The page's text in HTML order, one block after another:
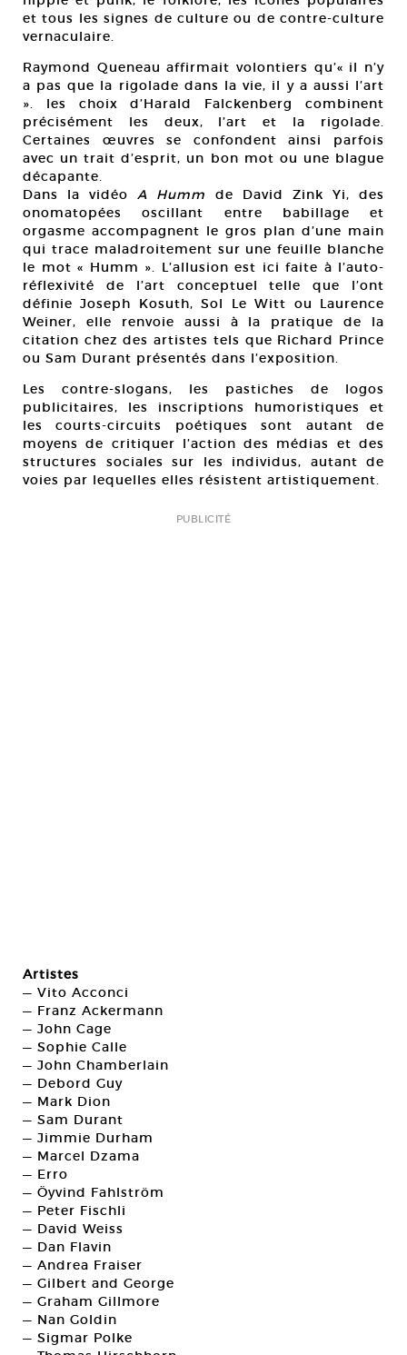
et tous les signes de culture ou de contre-culture
vernaculaire.
Raymond Queneau affirmait volontiers qu’« il n’y
a pas que la rigolade dans la vie, il y a aussi l’art
». les choix d’Harald Falckenberg combinent
précisément les deux, l’art et la rigolade.
Certaines œuvres se confondent ainsi parfois
avec un trait d’esprit, un bon mot ou une blague
décapante.
Dans la vidéoA Humm de David Zink Yi, des
onomatopées oscillant entre babillage et
orgasme accompagnent le gros plan d’une main
qui trace maladroitement sur une feuille blanche
le mot « Humm ». L’allusion est ici faite à l’auto-
réflexivité de l’art conceptuel telle que l’ont
définie Joseph Kosuth, Sol Le Witt ou Laurence
Weiner, elle renvoie aussi à la pratique de la
citation chez des artistes tels que Richard Prince
ou Sam Durant présentés dans l’exposition.
Les contre-slogans, les pastiches de logos
publicitaires, les inscriptions humoristiques et
les courts-circuits poétiques sont autant de
moyens de critiquer l’action des médias et des
structures sociales sur les individus, autant de
voies par lequelles elles résistent artistiquement.
PUBLICITÉ
Artistes
— Vito Acconci
— Franz Ackermann
— John Cage
— Sophie Calle
— John Chamberlain
— Debord Guy
— Mark Dion
— Sam Durant
— Jimmie Durham
— Marcel Dzama
— Erro
— Öyvind Fahlström
— Peter Fischli
— David Weiss
— Dan Flavin
— Andrea Fraiser
— Gilbert and George
— Graham Gillmore
— Nan Goldin
— Sigmar Polke